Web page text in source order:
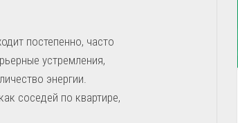
постепенно, часто
устремления,
энергии.
соседей по квартире,